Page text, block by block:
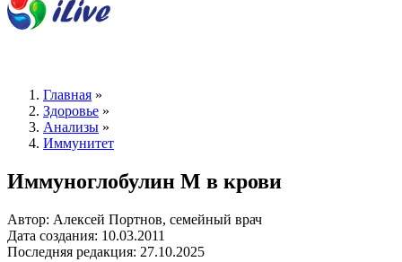
Главная »
Здоровье »
Анализы »
Иммунитет
Иммуноглобулин М в крови
Автор: Алексей Портнов, семейный врач
Дата создания: 10.03.2011
Последняя редакция: 27.10.2025